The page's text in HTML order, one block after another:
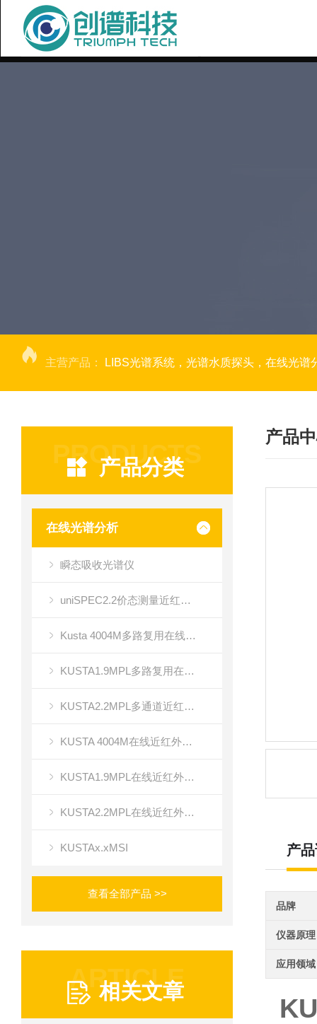
主营产品： LIBS光谱系统，光谱水质探头，在线光谱分析，高光谱相机，量子效
PRODUCTS
产品分类
在线光谱分析
瞬态吸收光谱仪
uniSPEC2.2价态测量近红外光谱仪
Kusta 4004M多路复用在线近红外光谱成像
KUSTA1.9MPL多路复用在线近红外光谱仪
KUSTA2.2MPL多通道近红外光谱成像
KUSTA 4004M在线近红外多路复用光谱仪
KUSTA1.9MPL在线近红外光谱仪
KUSTA2.2MPL在线近红外多通道光谱仪
KUSTAx.xMSI
查看全部产品 >>
ARTICLE
相关文章
产品
产
品牌
仪器原理
应用领域